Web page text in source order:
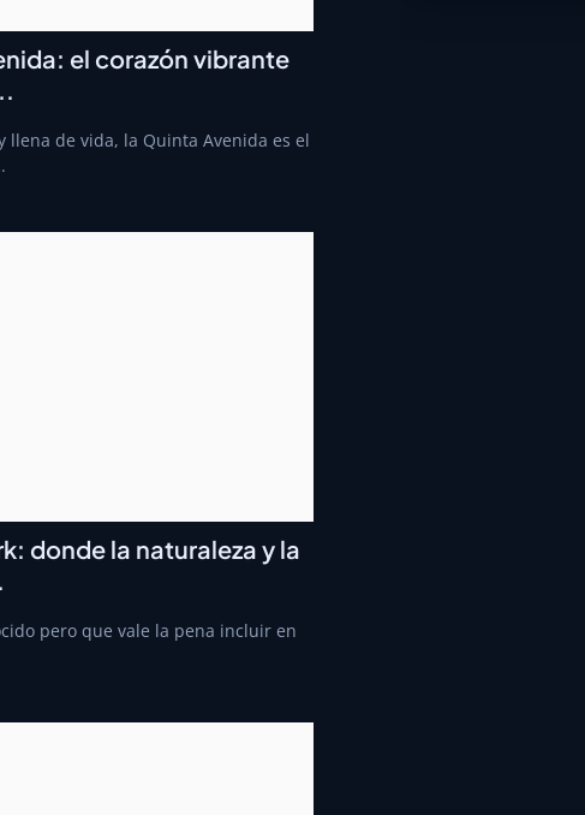
el corazón vibrante
llena de vida, la Quinta Avenida es el
donde la naturaleza y la
pero que vale la pena incluir en